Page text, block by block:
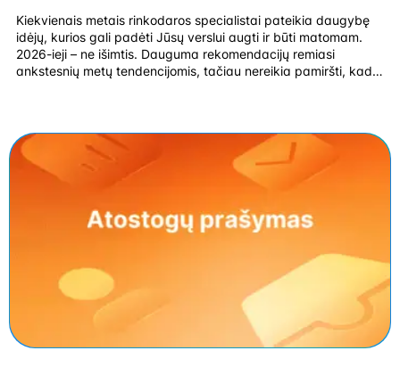
Kiekvienais metais rinkodaros specialistai pateikia daugybę
idėjų, kurios gali padėti Jūsų verslui augti ir būti matomam.
2026-ieji – ne išimtis. Dauguma rekomendacijų remiasi
ankstesnių metų tendencijomis, tačiau nereikia pamiršti, kad
[…]